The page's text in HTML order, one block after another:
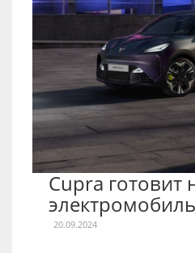
Cupra готовит
20.09.2024